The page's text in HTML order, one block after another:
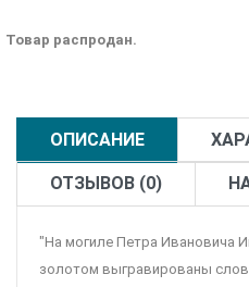
Товар распродан.
ОПИСАНИЕ
ОТЗЫВОВ (0)
"На могиле Петра Ивановича
золотом выгравированы